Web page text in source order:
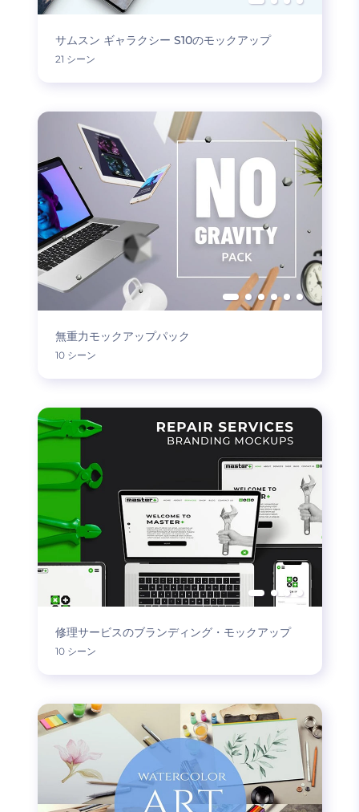
サムスン ギャラクシー S10のモックアップ
21 シーン
無重力モックアップパック
10 シーン
修理サービスのブランディング・モックアップ
10 シーン